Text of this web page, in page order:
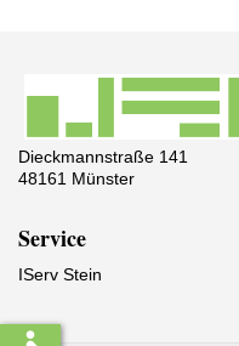
Dieckmannstraße 141
48161 Münster
Service
IServ Stein